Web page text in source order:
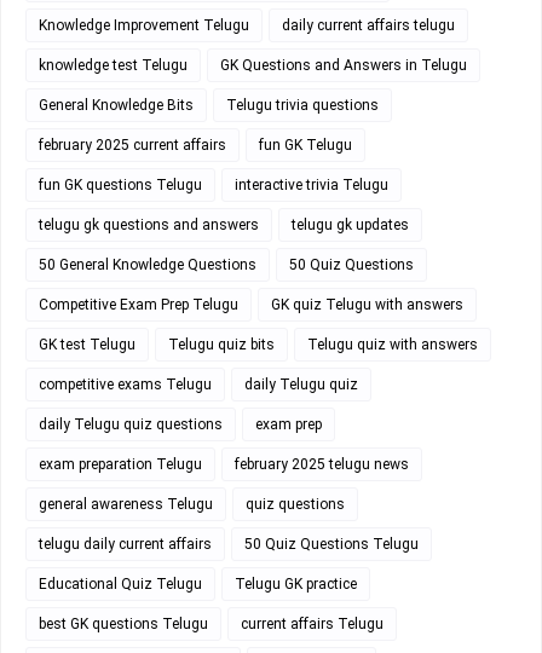
Knowledge Improvement Telugu daily current affairs telugu
knowledge test Telugu GK Questions and Answers in Telugu
General Knowledge Bits Telugu trivia questions
february 2025 current affairs fun GK Telugu
fun GK questions Telugu interactive trivia Telugu
telugu gk questions and answers telugu gk updates
50 General Knowledge Questions 50 Quiz Questions
Competitive Exam Prep Telugu GK quiz Telugu with answers
GK test Telugu Telugu quiz bits Telugu quiz with answers
competitive exams Telugu daily Telugu quiz
daily Telugu quiz questions exam prep
exam preparation Telugu february 2025 telugu news
general awareness Telugu quiz questions
telugu daily current affairs 50 Quiz Questions Telugu
Educational Quiz Telugu Telugu GK practice
best GK questions Telugu current affairs Telugu